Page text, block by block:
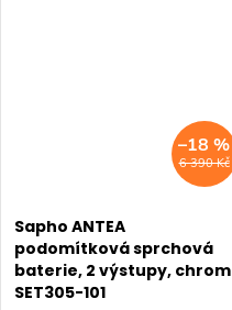
6 390 Kč
–18 %
Sapho ANTEA
podomítková sprchová
baterie, 2 výstupy, chrom
SET305-101